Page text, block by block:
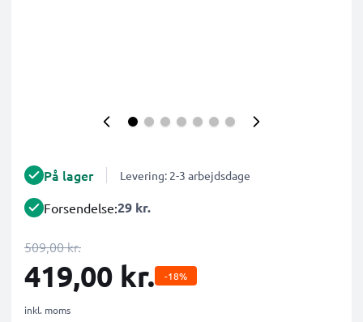
På lager Levering: 2-3 arbejdsdage
Forsendelse:29 kr.
509,00 kr.
419,00 kr. -18%
inkl. moms